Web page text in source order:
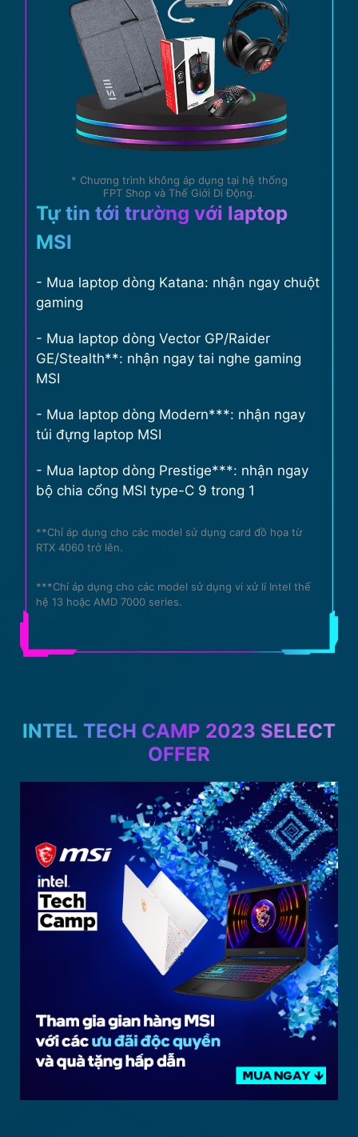
* Chương trình không áp dụng tại hệ thống
FPT Shop và Thế Giới Di Động.
Tự tin tới trường với laptop
MSI
- Mua laptop dòng Katana: nhận ngay chuột
gaming
- Mua laptop dòng Vector GP/Raider
GE/Stealth**: nhận ngay tai nghe gaming
MSI
- Mua laptop dòng Modern***: nhận ngay
túi đựng laptop MSI
- Mua laptop dòng Prestige***: nhận ngay
bộ chia cổng MSI type-C 9 trong 1
**Chỉ áp dụng cho các model sử dụng card đồ họa từ
RTX 4060 trở lên.
***Chỉ áp dụng cho các model sử dụng vi xử lí Intel thế
hệ 13 hoặc AMD 7000 series.
INTEL TECH CAMP 2023 SELECT
OFFER